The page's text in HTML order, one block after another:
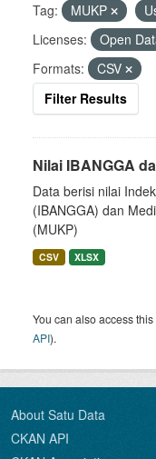
Tag: MUKP
Licenses:
Open
Formats:
CSV
Filter Results
Nilai IBANGGA
Data berisi nilai
(IBANGGA) dan
(MUKP)
CSV XLSX
You can also access
API).
About Satu Data
CKAN API